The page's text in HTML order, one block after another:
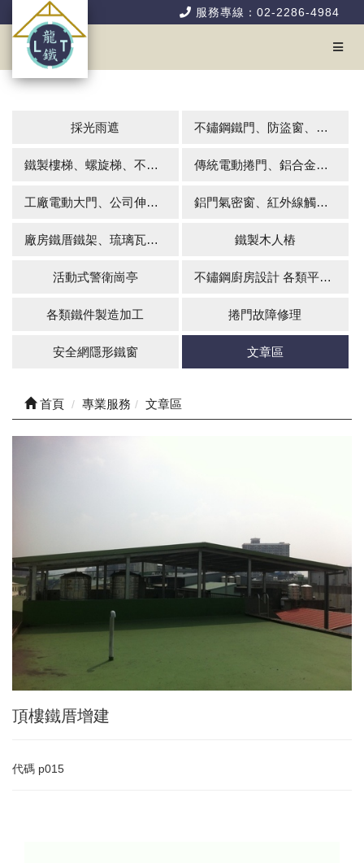
服務專線：02-2286-4984
採光雨遮 不鏽鋼鐵門、防盜窗、花架、硫化銅門
鐵製樓梯、螺旋梯、不銹鋼扶手、欄杆 傳統電動捲門、鋁合金快速捲門
工廠電動大門、公司伸縮大門、伸縮門系列 鋁門氣密窗、紅外線觸控式自動玻璃門
廠房鐵厝鐵架、琉璃瓦牆板組合屋、屋頂防漏無壁式雨棚、矽酸鋁板輕鋼室內隔間 鐵製木人樁
活動式警衛崗亭 不鏽鋼廚房設計 各類平台施工
各類鐵件製造加工 捲門故障修理
安全網隱形鐵窗 文章區
首頁 專業服務 文章區
頂樓鐵厝增建
代碼 p015